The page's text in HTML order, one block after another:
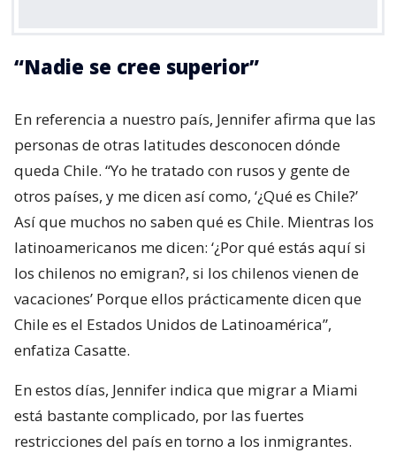
“Nadie se cree superior”
En referencia a nuestro país, Jennifer afirma que las
personas de otras latitudes desconocen dónde
queda Chile. “Yo he tratado con rusos y gente de
otros países, y me dicen así como, ‘¿Qué es Chile?’
Así que muchos no saben qué es Chile. Mientras los
latinoamericanos me dicen: ‘¿Por qué estás aquí si
los chilenos no emigran?, si los chilenos vienen de
vacaciones’ Porque ellos prácticamente dicen que
Chile es el Estados Unidos de Latinoamérica”,
enfatiza Casatte.
En estos días, Jennifer indica que migrar a Miami
está bastante complicado, por las fuertes
restricciones del país en torno a los inmigrantes.